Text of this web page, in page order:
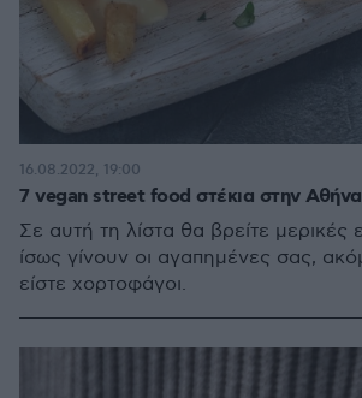
7 vegan street food στέκια στην Αθήνα
Σε αυτή τη λίστα θα βρείτε μερικές
ίσως γίνουν οι αγαπημένες σας,
είστε χορτοφάγοι.
16.08.2022, 19:00